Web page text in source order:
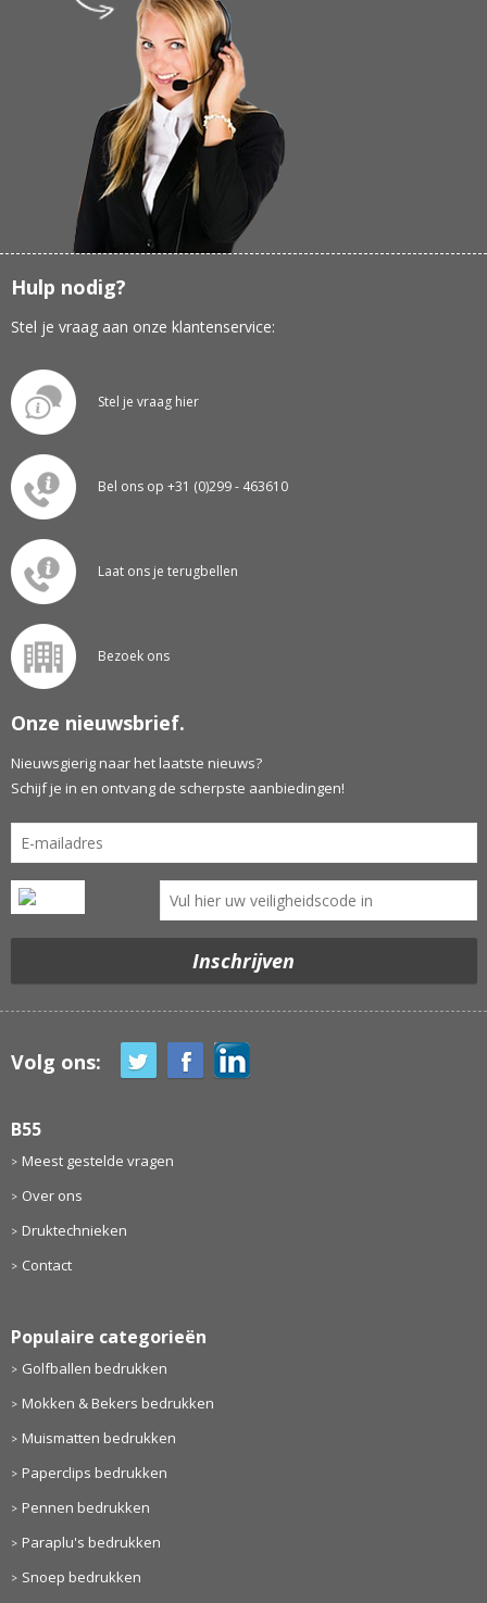
Hulp nodig?
Stel je vraag aan onze klantenservice:
Stel je vraag hier
Bel ons op +31 (0)299 - 463610
Laat ons je terugbellen
Bezoek ons
Onze nieuwsbrief.
Nieuwsgierig naar het laatste nieuws?
Schijf je in en ontvang de scherpste aanbiedingen!
Volg ons:
B55
Meest gestelde vragen
Over ons
Druktechnieken
Contact
Populaire categorieën
Golfballen bedrukken
Mokken & Bekers bedrukken
Muismatten bedrukken
Paperclips bedrukken
Pennen bedrukken
Paraplu's bedrukken
Snoep bedrukken